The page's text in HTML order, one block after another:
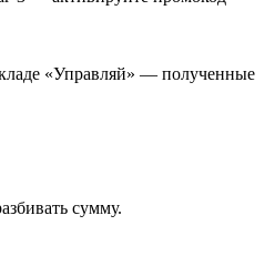
«Управляй» — полученные
сумму.